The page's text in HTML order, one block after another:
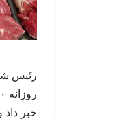
رئیس
خبر